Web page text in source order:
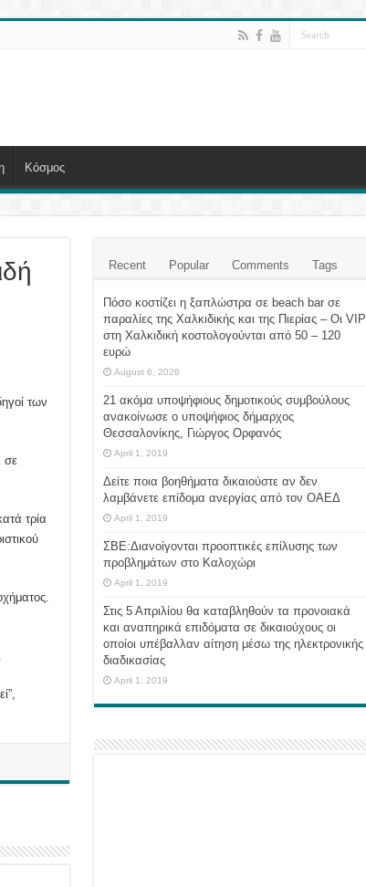
Κόσμος
των
σε
τρία
Recent Popular Comments Tags
Πόσο κοστίζει η ξαπλώστρα σε beach bar σε
παραλίες της Χαλκιδικής και της Πιερίας – Οι VIP
στη Χαλκιδική κοστολογούνται από 50 – 120
ευρώ
August 6, 2026
21 ακόμα υποψήφιους δημοτικούς συμβούλους
ανακοίνωσε ο υποψήφιος δήμαρχος
Θεσσαλονίκης, Γιώργος Ορφανός
April 1, 2019
Δείτε ποια βοηθήματα δικαιούστε αν δεν
λαμβάνετε επίδομα ανεργίας από τον ΟΑΕΔ
April 1, 2019
ΣΒΕ:Διανοίγονται προοπτικές επίλυσης των
προβλημάτων στο Καλοχώρι
April 1, 2019
Στις 5 Απριλίου θα καταβληθούν τα προνοιακά
και αναπηρικά επιδόματα σε δικαιούχους οι
οποίοι υπέβαλλαν αίτηση μέσω της ηλεκτρονικής
διαδικασίας
April 1, 2019